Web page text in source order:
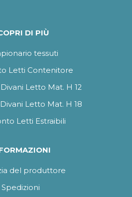
DI PIÙ
tessuti
Letti Contenitore
Letto Mat. H 12
Letto Mat. H 18
Letti Estraibili
del produttore
Spedizioni